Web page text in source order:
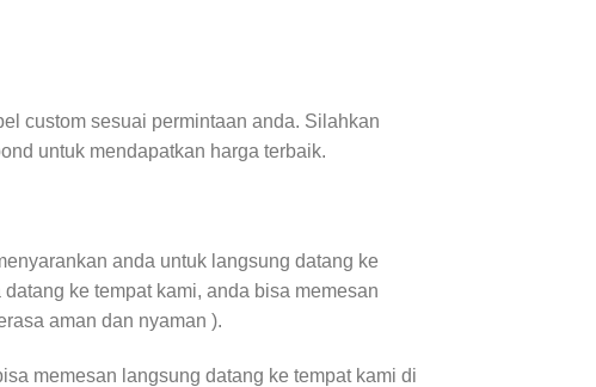
custom sesuai permintaan anda. Silahkan
untuk mendapatkan harga terbaik.
anda untuk langsung datang ke
ke tempat kami, anda bisa memesan
aman dan nyaman ).
memesan langsung datang ke tempat kami di